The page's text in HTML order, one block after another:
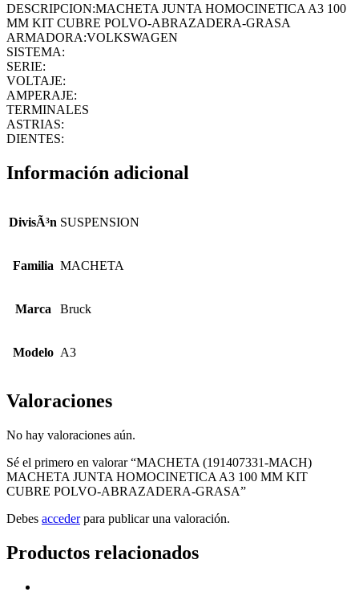
DESCRIPCION:MACHETA JUNTA HOMOCINETICA A3 100
MM KIT CUBRE POLVO-ABRAZADERA-GRASA
ARMADORA:VOLKSWAGEN
SISTEMA:
SERIE:
VOLTAJE:
AMPERAJE:
TERMINALES
ASTRIAS:
DIENTES:
Información adicional
DivisÃ³n SUSPENSION
Familia MACHETA
Marca Bruck
Modelo A3
Valoraciones
No hay valoraciones aún.
Sé el primero en valorar “MACHETA (191407331-MACH)
MACHETA JUNTA HOMOCINETICA A3 100 MM KIT
CUBRE POLVO-ABRAZADERA-GRASA”
Debes accederpara publicar una valoración.
Productos relacionados